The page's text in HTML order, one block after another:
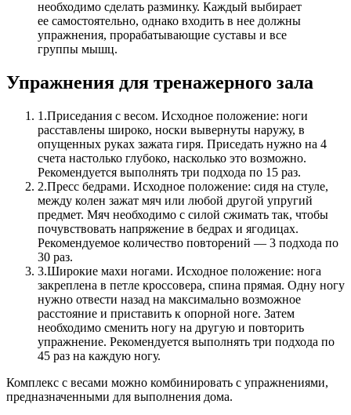
необходимо сделать разминку. Каждый выбирает
ее самостоятельно, однако входить в нее должны
упражнения, прорабатывающие суставы и все
группы мышц.
Упражнения для тренажерного зала
1.Приседания с весом. Исходное положение: ноги
расставлены широко, носки вывернуты наружу, в
опущенных руках зажата гиря. Приседать нужно на 4
счета настолько глубоко, насколько это возможно.
Рекомендуется выполнять три подхода по 15 раз.
2.Пресс бедрами. Исходное положение: сидя на стуле,
между колен зажат мяч или любой другой упругий
предмет. Мяч необходимо с силой сжимать так, чтобы
почувствовать напряжение в бедрах и ягодицах.
Рекомендуемое количество повторений — 3 подхода по
30 раз.
3.Широкие махи ногами. Исходное положение: нога
закреплена в петле кроссовера, спина прямая. Одну ногу
нужно отвести назад на максимально возможное
расстояние и приставить к опорной ноге. Затем
необходимо сменить ногу на другую и повторить
упражнение. Рекомендуется выполнять три подхода по
45 раз на каждую ногу.
Комплекс с весами можно комбинировать с упражнениями,
предназначенными для выполнения дома.